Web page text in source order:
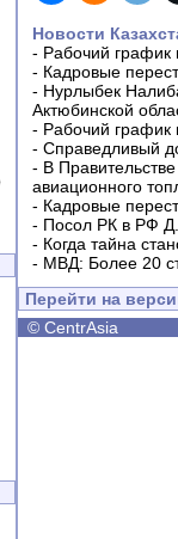
Новости
- Рабочий график
- Кадровые
- Нурлыбек
Актюбинской
- Рабочий график
- Справедливый
- В
авиационного
- Кадровые
- Посол РК в РФ
- Когда тайна
- МВД: Более 20
Перейти на
© CentrAsia